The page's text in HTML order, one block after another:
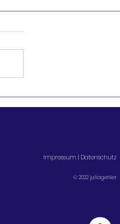
«Künstliche
für Mamis und
Impressum Datenschutz
© 2022 juliagehler